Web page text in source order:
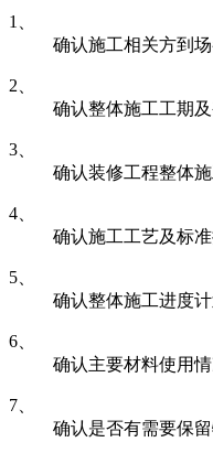
1、
确认施工相关方到
2、
确认整体施工工期
3、
确认装修工程整体
4、
确认施工工艺及标
5、
确认整体施工进度计
6、
确认主要材料使用
7、
确认是否有需要保